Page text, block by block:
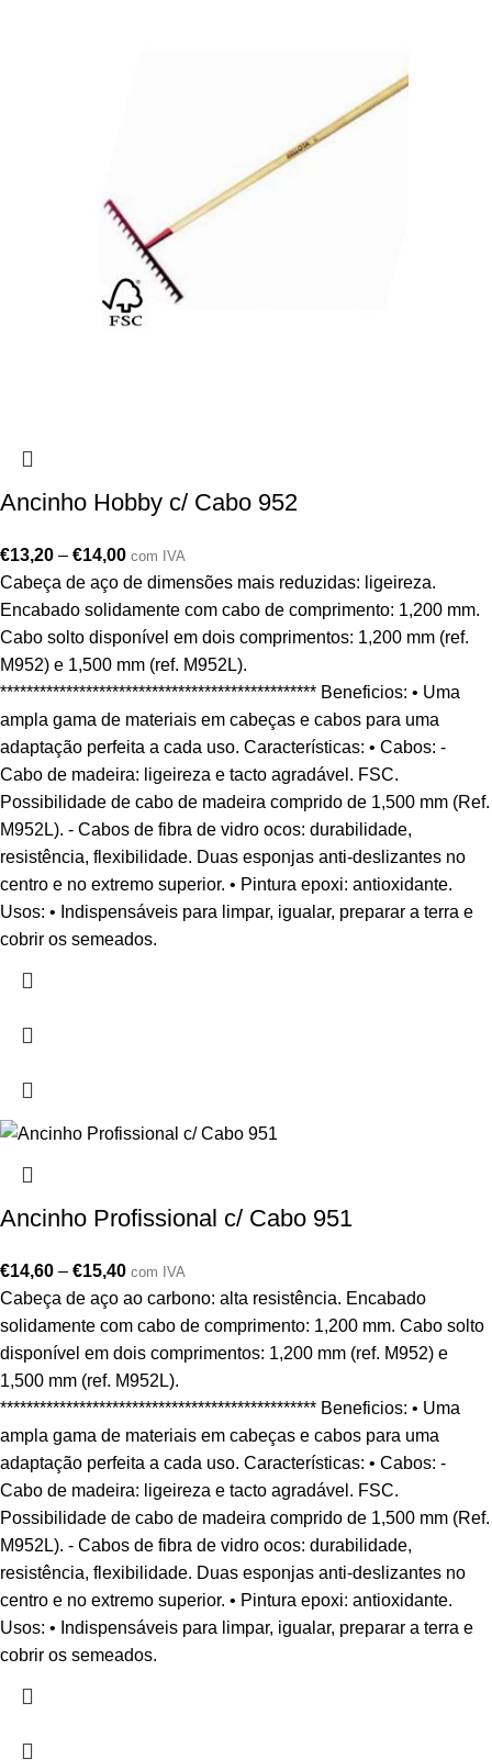
Ancinho Hobby c/ Cabo 952
€13,20 – €14,00 com IVA
Cabeça de aço de dimensões mais reduzidas: ligeireza.
Encabado solidamente com cabo de comprimento: 1,200 mm.
Cabo solto disponível em dois comprimentos: 1,200 mm (ref.
M952) e 1,500 mm (ref. M952L).
************************************************ Beneficios: • Uma
ampla gama de materiais em cabeças e cabos para uma
adaptação perfeita a cada uso. Características: • Cabos: -
Cabo de madeira: ligeireza e tacto agradável. FSC.
Possibilidade de cabo de madeira comprido de 1,500 mm (Ref.
M952L). - Cabos de fibra de vidro ocos: durabilidade,
resistência, flexibilidade. Duas esponjas anti-deslizantes no
centro e no extremo superior. • Pintura epoxi: antioxidante.
Usos: • Indispensáveis para limpar, igualar, preparar a terra e
cobrir os semeados.
Ancinho Profissional c/ Cabo 951
€14,60 – €15,40 com IVA
Cabeça de aço ao carbono: alta resistência. Encabado
solidamente com cabo de comprimento: 1,200 mm. Cabo solto
disponível em dois comprimentos: 1,200 mm (ref. M952) e
1,500 mm (ref. M952L).
************************************************ Beneficios: • Uma
ampla gama de materiais em cabeças e cabos para uma
adaptação perfeita a cada uso. Características: • Cabos: -
Cabo de madeira: ligeireza e tacto agradável. FSC.
Possibilidade de cabo de madeira comprido de 1,500 mm (Ref.
M952L). - Cabos de fibra de vidro ocos: durabilidade,
resistência, flexibilidade. Duas esponjas anti-deslizantes no
centro e no extremo superior. • Pintura epoxi: antioxidante.
Usos: • Indispensáveis para limpar, igualar, preparar a terra e
cobrir os semeados.